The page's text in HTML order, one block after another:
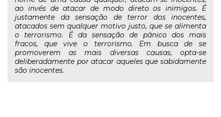
ao invés de atacar de modo direto os inimigos. É
justamente da sensação de terror dos inocentes,
atacados sem qualquer motivo justo, que se alimenta
o terrorismo. É da sensação de pânico dos mais
fracos, que vive o terrorismo. Em busca de se
promoverem as mais diversas causas, opta-se
deliberadamente por atacar aqueles que sabidamente
são inocentes.